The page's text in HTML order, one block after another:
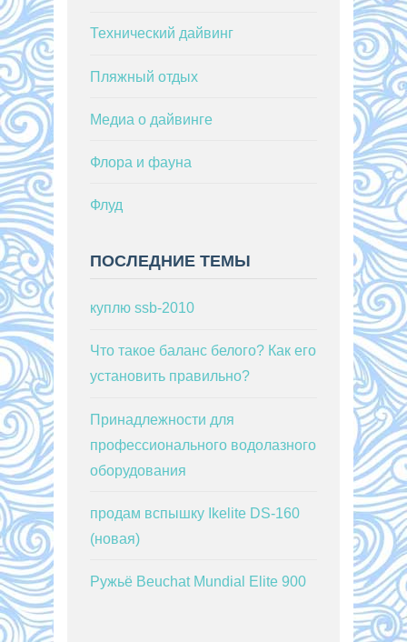
Технический дайвинг
Пляжный отдых
Медиа о дайвинге
Флора и фауна
Флуд
ПОСЛЕДНИЕ ТЕМЫ
куплю ssb-2010
Что такое баланс белого? Как его
установить правильно?
Принадлежности для
профессионального водолазного
оборудования
продам вспышку Ikelite DS-160
(новая)
Ружьё Beuchat Mundial Elite 900